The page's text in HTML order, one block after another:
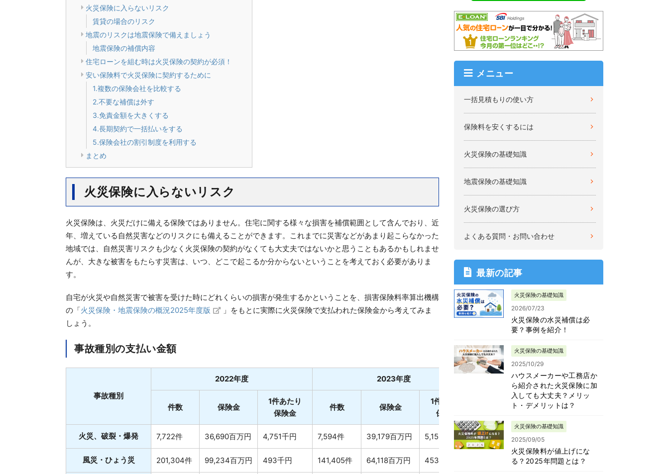
火災保険に入らないリスク
賃貸の場合のリスク
地震のリスクは地震保険で備えましょう
地震保険の補償内容
住宅ローンを組む時は火災保険の契約が必須！
安い保険料で火災保険に契約するために
1.複数の保険会社を比較する
2.不要な補償は外す
3.免責金額を大きくする
4.長期契約で一括払いをする
5.保険会社の割引制度を利用する
まとめ
火災保険に入らないリスク
火災保険は、火災だけに備える保険ではありません。住宅に関する様々な損害を補償範囲として含んでおり、近
年、増えている自然災害などのリスクにも備えることができます。これまでに災害などがあまり起こらなかった
地域では、自然災害リスクも少なく火災保険の契約がなくても大丈夫ではないかと思うこともあるかもしれませ
んが、大きな被害をもたらす災害は、いつ、どこで起こるか分からないということを考えておく必要がありま
す。
自宅が火災や自然災害で被害を受けた時にどれくらいの損害が発生するかということを、損害保険料率算出機構
の「火災保険・地震保険の概況2025年度版
」をもとに実際に火災保険で支払われた保険金から考えてみま
しょう。
事故種別の支払い金額
事故種別
2022年度 2023年度
件数 保険金
1件あたり
保険金
件数 保険金
1件あたり
保険金
火災、破裂・爆発 7,722件 36,690百万円 4,751千円 7,594件 39,179百万円 5,159千円
風災・ひょう災 201,304件 99,234百万円 493千円 141,405件 64,118百万円 453千円
メニュー
一括見積もりの使い方
保険料を安くするには
火災保険の基礎知識
地震保険の基礎知識
火災保険の選び方
よくある質問・お問い合わせ
最新の記事
火災保険の基礎知識
2026/07/23
火災保険の水災補償は必
要？事例を紹介！
火災保険の基礎知識
2025/10/29
ハウスメーカーや工務店か
ら紹介された火災保険に加
入しても大丈夫？メリッ
ト・デメリットは？
火災保険の基礎知識
2025/09/05
火災保険料が値上げにな
る？2025年問題とは？